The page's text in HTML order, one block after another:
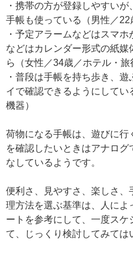
・携帯の方が登録しやすい
手帳も使っている（男性／22
・予定アラームなどはスマ
などはカレンダー形式の紙
ら（女性／34歳／ホテル・旅
・普段は手帳を持ち歩き、
イで確認できるようにして
機器）
荷物になる手帳は、遊びに
を確認したいときはアナログ
なしているようです。
便利さ、見やすさ、楽しさ
理方法を選ぶ基準は、人に
ートを参考にして、一度ス
て、じっくり検討してみては